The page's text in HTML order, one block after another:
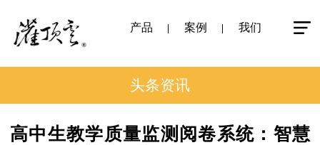
产品 案例 我们
头条资讯
高中生教学质量监测阅卷系统：智慧